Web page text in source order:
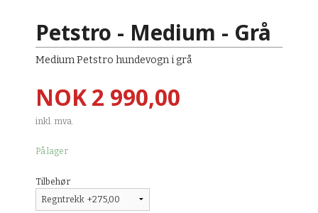
Petstro - Medium - Grå
Medium Petstro hundevogn i grå
Pris
NOK2 990,00
inkl. mva.
På lager
Tilbehør